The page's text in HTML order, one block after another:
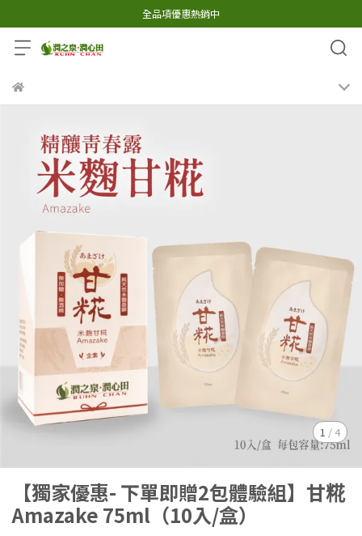
全品項優惠熱銷中
1 / 4
【獨家優惠- 下單即贈2包體驗組】甘糀
Amazake 75ml（10入/盒）